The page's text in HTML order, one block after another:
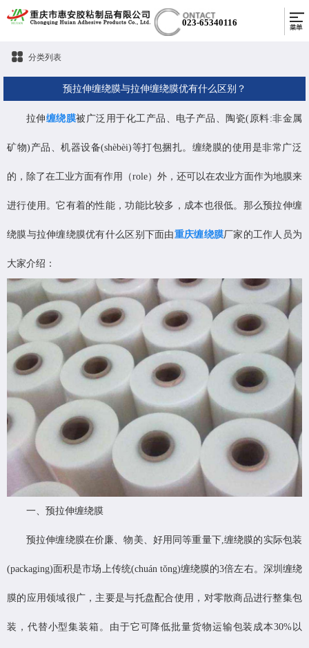
023-65340116
分类列表
预拉伸缠绕膜与拉伸缠绕膜优有什么区别？
拉伸缠绕膜被广泛用于化工产品、电子产品、陶瓷(原料:非金属
矿物)产品、机器设备(shèbèi)等打包捆扎。缠绕膜的使用是非常广泛
的，除了在工业方面有作用（role）外，还可以在农业方面作为地膜来
进行使用。它有着的性能，功能比较多，成本也很低。那么预拉伸缠
绕膜与拉伸缠绕膜优有什么区别下面由重庆缠绕膜厂家的工作人员为
大家介绍：
一、预拉伸缠绕膜
预拉伸缠绕膜在价廉、物美、好用同等重量下,缠绕膜的实际包装
(packaging)面积是市场上传统(chuán tǒng)缠绕膜的3倍左右。深圳缠绕
膜的应用领域很广，主要是与托盘配合使用，对零散商品进行整集包
装，代替小型集装箱。由于它可降低批量货物运输包装成本30%以